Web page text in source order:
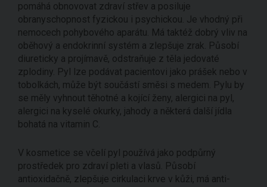
pomáhá obnovovat zdraví střev a posiluje
obranyschopnost fyzickou i psychickou. Je vhodný při
nemocech pohybového aparátu. Má taktéž dobrý vliv na
oběhový a endokrinní systém a zlepšuje zrak. Působí
diureticky a projímavě, odstraňuje z těla jedovaté
zplodiny. Pyl lze podávat pacientovi jako prášek nebo v
tobolkách, může být součástí směsi s medem. Pylu by
se měly vyhnout těhotné a kojící ženy, alergici na pyl,
alergici na kyselé okurky, jahody a některá další jídla
bohatá na vitamin C.
V kosmetice se včelí pyl používá jako podpůrný
prostředek pro zdraví pleti a vlasů. Působí
antioxidačně, zlepšuje cirkulaci krve v kůži, má anti-